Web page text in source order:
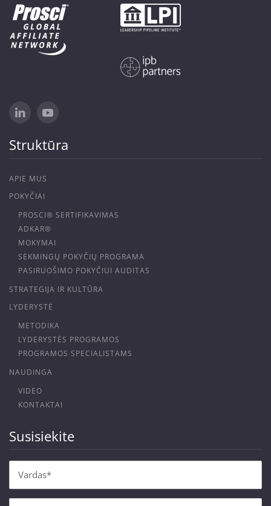
Struktūra
APIE MUS
POKYČIAI
PROSCI® SERTIFIKAVIMAS
ADKAR®
MOKYMAI
SĖKMINGŲ POKYČIŲ PROGRAMA
PASIRUOŠIMO POKYČIUI AUDITAS
STRATEGIJA IR KULTŪRA
LYDERYSTĖ
METODIKA
LYDERYSTĖS PROGRAMOS
PROGRAMOS SPECIALISTAMS
NAUDINGA
VIDEO
KONTAKTAI
Susisiekite